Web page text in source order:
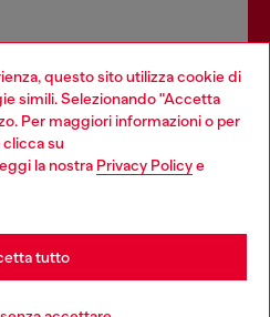
questo sito utilizza cookie di
simili. Selezionando "Accetta
Per maggiori informazioni o per
su
la nostra Privacy Policye
tutto
progetti concreti per
emergenze in tutto il mondo.
website, but it seems you may